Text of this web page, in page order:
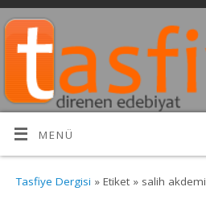
MENÜ
Tasfiye Dergisi » Etiket » salih akdemi